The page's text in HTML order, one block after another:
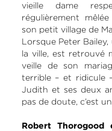
vieille dame
régulièrement
son petit village de
Lorsque Peter
la ville, est retrouvé
veille de son
terrible – et ridicule
Judith et ses deux
pas de doute, c’est
Robert